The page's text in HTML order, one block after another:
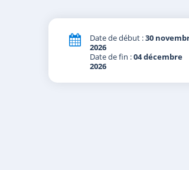
Date de début :30
2026
Date de fin :04 décembre
2026